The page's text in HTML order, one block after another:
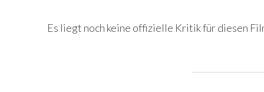
Es liegt noch keine offizielle Kritik für diesen